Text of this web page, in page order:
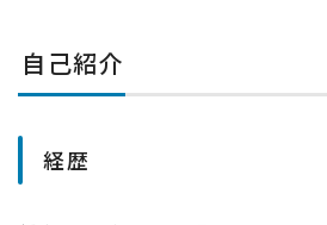
自己紹介
経歴